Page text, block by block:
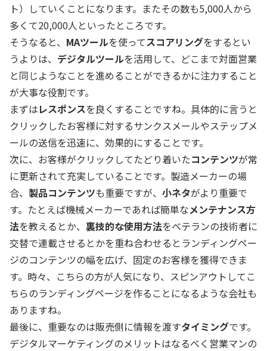
ト）していくことになります。またその数も5,000人から
多くて20,000人といったところです。
そうなると、 MAツールを使ってスコアリングをするとい
うよりは、 デジタルツールを活用して、どこまで対面営業
と同じようなことを進めることができるかに注力すること
が大事な役割です。
まずはレスポンスを良くすることですね。具体的に言うと
クリックしたお客様に対するサンクスメールやステップメ
ールの送信を迅速に、効果的にすることです。
次に、お客様がクリックしてたどり着いたコンテンツが常
に更新されて充実していることです。製造メーカーの場
合、 製品コンテンツも重要ですが、 小ネタがより重要で
す。たとえば機械メーカーであれば簡単なメンテナンス方
法を教えるとか、 裏技的な使用方法をベテランの技術者に
交替で連載させるとかを重ね合わせるとランディングペー
ジのコンテンツの幅を広げ、固定のお客様を獲得できま
す。時々、こちらの方が人気になり、スピンアウトしてこ
ちらのランディングページを作ることになるような会社も
ありますね。
最後に、重要なのは販売側に情報を渡すタイミングです。
デジタルマーケティングのメリットはなるべく営業マンの